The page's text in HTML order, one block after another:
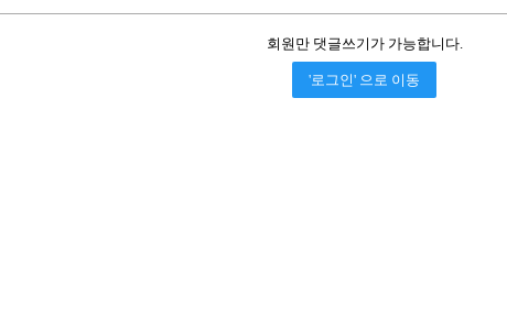
회원만 댓글쓰기가 가능합니다.
'로그인' 으로 이동